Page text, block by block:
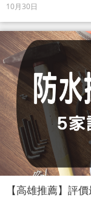
10月30日
【高雄推薦】評